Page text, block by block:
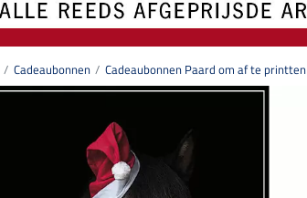
Cadeaubonnen Cadeaubonnen Paard om af te printten